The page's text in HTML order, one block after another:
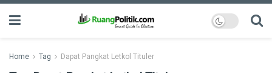
Home Tag Dapat Pangkat Letkol Tituler